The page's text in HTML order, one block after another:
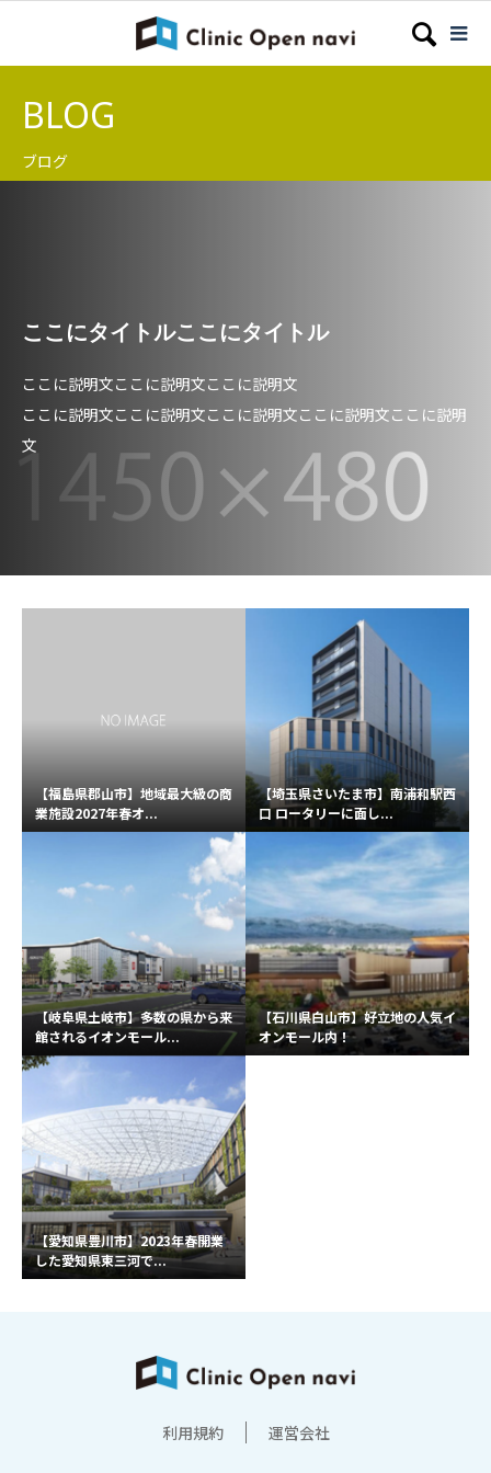
BLOG
ブログ
ここにタイトルここにタイトル
ここに説明文ここに説明文ここに説明文
ここに説明文ここに説明文ここに説明文ここに説明文ここに説明
文
【福島県郡山市】地域最大級の商
業施設2027年春オ...
【埼玉県さいたま市】南浦和駅西
口 ロータリーに面し...
【岐阜県土岐市】多数の県から来
館されるイオンモール...
【石川県白山市】好立地の人気イ
オンモール内！
【愛知県豊川市】2023年春開業
した愛知県東三河で...
利用規約 運営会社